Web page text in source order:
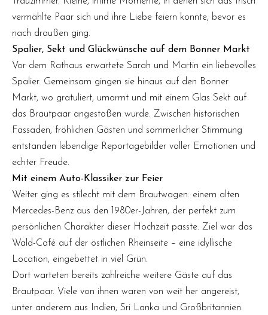
vermählte Paar sich und ihre Liebe feiern konnte, bevor es
nach draußen ging.
Spalier, Sekt und Glückwünsche auf dem Bonner Markt
Vor dem Rathaus erwartete Sarah und Martin ein liebevolles
Spalier. Gemeinsam gingen sie hinaus auf den Bonner
Markt, wo gratuliert, umarmt und mit einem Glas Sekt auf
das Brautpaar angestoßen wurde. Zwischen historischen
Fassaden, fröhlichen Gästen und sommerlicher Stimmung
entstanden lebendige Reportagebilder voller Emotionen und
echter Freude.
Mit einem Auto-Klassiker zur Feier
Weiter ging es stilecht mit dem Brautwagen: einem alten
Mercedes-Benz aus den 1980er-Jahren, der perfekt zum
persönlichen Charakter dieser Hochzeit passte. Ziel war das
Wald-Café auf der östlichen Rheinseite – eine idyllische
Location, eingebettet in viel Grün.
Dort warteten bereits zahlreiche weitere Gäste auf das
Brautpaar. Viele von ihnen waren von weit her angereist,
unter anderem aus Indien, Sri Lanka und Großbritannien.